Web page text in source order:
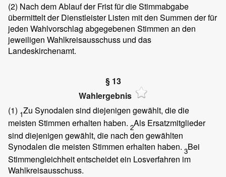
(2) Nach dem Ablauf der Frist für die Stimmabgabe
übermittelt der Dienstleister Listen mit den Summen der für
jeden Wahlvorschlag abgegebenen Stimmen an den
jeweiligen Wahlkreisausschuss und das
Landeskirchenamt.
§ 13
Wahlergebnis
(1) 1Zu Synodalen sind diejenigen gewählt, die die
meisten Stimmen erhalten haben. 2Als Ersatzmitglieder
sind diejenigen gewählt, die nach den gewählten
Synodalen die meisten Stimmen erhalten haben. 3Bei
Stimmengleichheit entscheidet ein Losverfahren im
Wahlkreisausschuss.